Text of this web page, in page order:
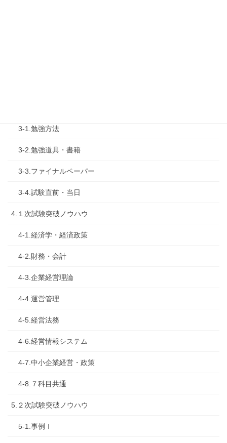
3-1.勉強方法
3-2.勉強道具・書籍
3-3.ファイナルペーパー
3-4.試験直前・当日
4.１次試験突破ノウハウ
4-1.経済学・経済政策
4-2.財務・会計
4-3.企業経営理論
4-4.運営管理
4-5.経営法務
4-6.経営情報システム
4-7.中小企業経営・政策
4-8.７科目共通
5.２次試験突破ノウハウ
5-1.事例Ⅰ